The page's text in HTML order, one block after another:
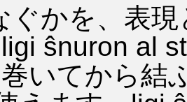
ぐかを、表
ŝnuron al
いてから結